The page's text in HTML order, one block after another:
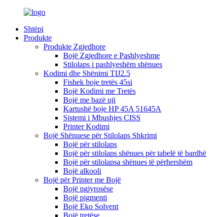
Shtëpi
Produkte
Produkte Zgjedhore
Bojë Zgjedhore e Pashlyeshme
Stilolaps i pashlyeshëm shënues
Kodimi dhe Shënimi TIJ2.5
Fishek boje tretës 45si
Bojë Kodimi me Tretës
Bojë me bazë uji
Kartushë boje HP 45A 51645A
Sistemi i Mbushjes CISS
Printer Kodimi
Bojë Shënuese për Stilolaps Shkrimi
Bojë për stilolaps
Bojë për stilolaps shënues për tabelë të bardhë
Bojë për stilolapsa shënues të përhershëm
Bojë alkooli
Bojë për Printer me Bojë
Bojë ngjyrosëse
Bojë pigmenti
Bojë Eko Solvent
Bojë tretëse